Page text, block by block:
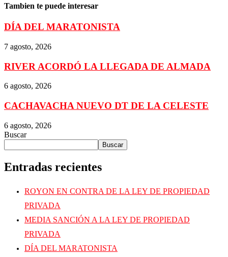
Tambien te puede interesar
DÍA DEL MARATONISTA
7 agosto, 2026
RIVER ACORDÓ LA LLEGADA DE ALMADA
6 agosto, 2026
CACHAVACHA NUEVO DT DE LA CELESTE
6 agosto, 2026
Buscar
Buscar
Entradas recientes
ROYON EN CONTRA DE LA LEY DE PROPIEDAD
PRIVADA
MEDIA SANCIÓN A LA LEY DE PROPIEDAD
PRIVADA
DÍA DEL MARATONISTA